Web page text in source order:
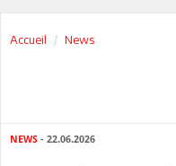
Accueil News
NEWS - 22.06.2026